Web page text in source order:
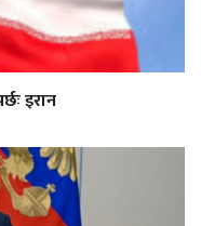
इरान